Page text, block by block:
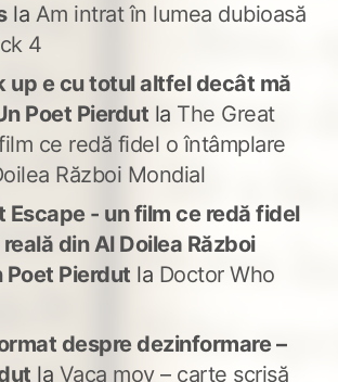
la Am intrat în lumea dubioasă
4
up e cu totul altfel decât mă
Poet Pierdut la The Great
ce redă fidel o întâmplare
Război Mondial
Escape - un film ce redă fidel
din Al Doilea Război
Poet Pierdut la Doctor Who
despre dezinformare –
la Vaca mov – carte scrisă